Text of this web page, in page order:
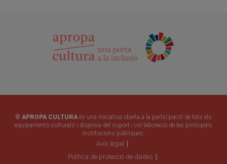
© APROPA CULTURA és una iniciativa oberta a la participació de tots els
equipaments culturals i disposa del suport i col·laboració de les principals
institucions públiques.
Avís legal
Política de protecció de dades